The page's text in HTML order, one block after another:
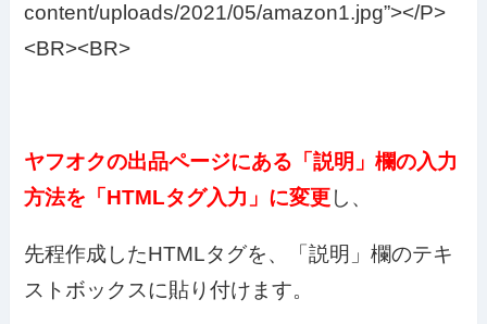
content/uploads/2021/05/amazon1.jpg”></P>
<BR><BR>
ヤフオクの出品ページにある「説明」欄の入力
方法を「HTMLタグ入力」に変更し、
先程作成したHTMLタグを、「説明」欄のテキ
ストボックスに貼り付けます。